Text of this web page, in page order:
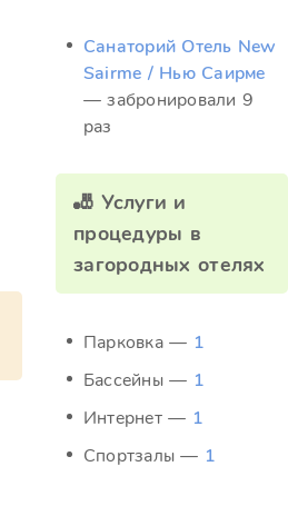
Санаторий Отель New
Sairme / Нью Саирме
— забронировали 9
раз
🎳 Услуги и
процедуры в
загородных отелях
Парковка — 1
Бассейны — 1
Интернет — 1
Спортзалы — 1